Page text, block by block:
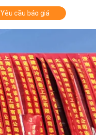
Yêu cầu báo giá